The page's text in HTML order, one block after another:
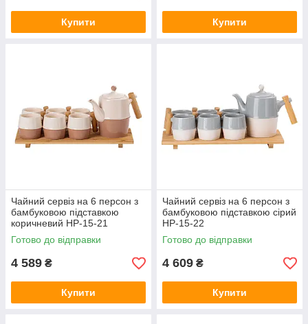
Купити Купити
Чайний сервіз на 6 персон з
бамбуковою підставкою
коричневий HP-15-21
Готово до відправки
4 589 ₴
Купити
Чайний сервіз на 6 персон з
бамбуковою підставкою сірий
HP-15-22
Готово до відправки
4 609 ₴
Купити